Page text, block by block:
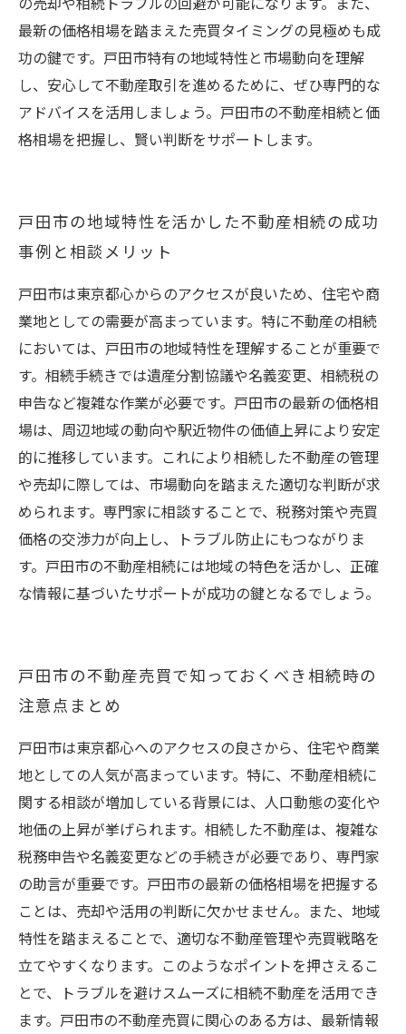
の売却や相続トラブルの回避が可能になります。また、
最新の価格相場を踏まえた売買タイミングの見極めも成
功の鍵です。戸田市特有の地域特性と市場動向を理解
し、安心して不動産取引を進めるために、ぜひ専門的な
アドバイスを活用しましょう。戸田市の不動産相続と価
格相場を把握し、賢い判断をサポートします。
戸田市の地域特性を活かした不動産相続の成功
事例と相談メリット
戸田市は東京都心からのアクセスが良いため、住宅や商
業地としての需要が高まっています。特に不動産の相続
においては、戸田市の地域特性を理解することが重要で
す。相続手続きでは遺産分割協議や名義変更、相続税の
申告など複雑な作業が必要です。戸田市の最新の価格相
場は、周辺地域の動向や駅近物件の価値上昇により安定
的に推移しています。これにより相続した不動産の管理
や売却に際しては、市場動向を踏まえた適切な判断が求
められます。専門家に相談することで、税務対策や売買
価格の交渉力が向上し、トラブル防止にもつながりま
す。戸田市の不動産相続には地域の特色を活かし、正確
な情報に基づいたサポートが成功の鍵となるでしょう。
戸田市の不動産売買で知っておくべき相続時の
注意点まとめ
戸田市は東京都心へのアクセスの良さから、住宅や商業
地としての人気が高まっています。特に、不動産相続に
関する相談が増加している背景には、人口動態の変化や
地価の上昇が挙げられます。相続した不動産は、複雑な
税務申告や名義変更などの手続きが必要であり、専門家
の助言が重要です。戸田市の最新の価格相場を把握する
ことは、売却や活用の判断に欠かせません。また、地域
特性を踏まえることで、適切な不動産管理や売買戦略を
立てやすくなります。このようなポイントを押さえるこ
とで、トラブルを避けスムーズに相続不動産を活用でき
ます。戸田市の不動産売買に関心のある方は、最新情報